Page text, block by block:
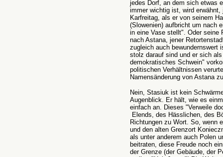
jedes Dorf, an dem sich etwas
immer wichtig ist, wird
Karfreitag, als er von seinem
(Slowenien) aufbricht um nach
in eine Vase stellt". Oder seine
nach Astana, jener
zugleich auch bewundernswert
stolz darauf sind und er sich
demokratisches Schwein"
politischen Verhältnissen
Namensänderung von Astana
Nein, Stasiuk ist kein
Augenblick. Er hält, wie es
einfach an. Dieses "Verweile
Elends, des Hässlichen, des
Richtungen zu Wort. So, wenn
und den alten Grenzort
als unter anderem auch Polen
beitraten, diese Freude noch
der Grenze (der Gebäude, der